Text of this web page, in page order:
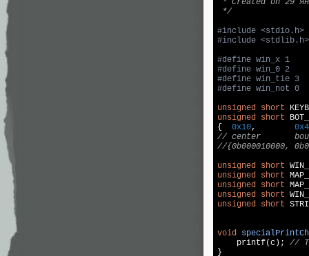
*/
#include <stdio.h>
#include <stdlib.h>
#define win_x 1
#define win_0 2
#define win_tie 3
#define win_not 0
unsigned
short
unsigned
short
{ 0x10,
// center
//{0b000010000,
unsigned
short
unsigned
short
unsigned
short
unsigned
short
unsigned
short
void
printf(c); //